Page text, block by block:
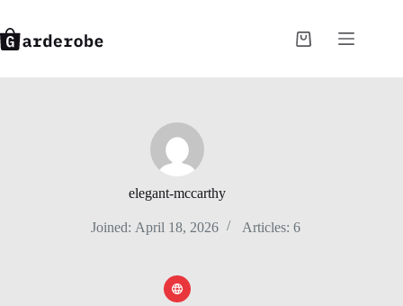
content
Shopping
elegant-mccarthy
Joined: April 18, 2026 Articles: 6